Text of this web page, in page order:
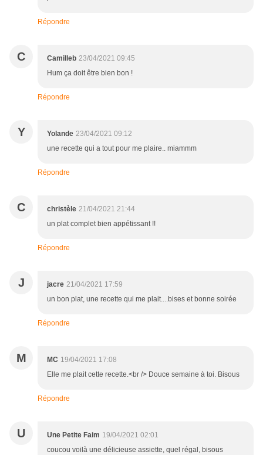
Répondre
C Camilleb 23/04/2021 09:45
Hum ça doit être bien bon !
Répondre
Y Yolande 23/04/2021 09:12
une recette qui a tout pour me plaire.. miammm
Répondre
C christèle 21/04/2021 21:44
un plat complet bien appétissant !!
Répondre
J jacre 21/04/2021 17:59
un bon plat, une recette qui me plait....bises et bonne soirée
Répondre
M MC 19/04/2021 17:08
Elle me plait cette recette.<br /> Douce semaine à toi. Bisous
Répondre
U Une Petite Faim 19/04/2021 02:01
coucou voilà une délicieuse assiette, quel régal, bisous